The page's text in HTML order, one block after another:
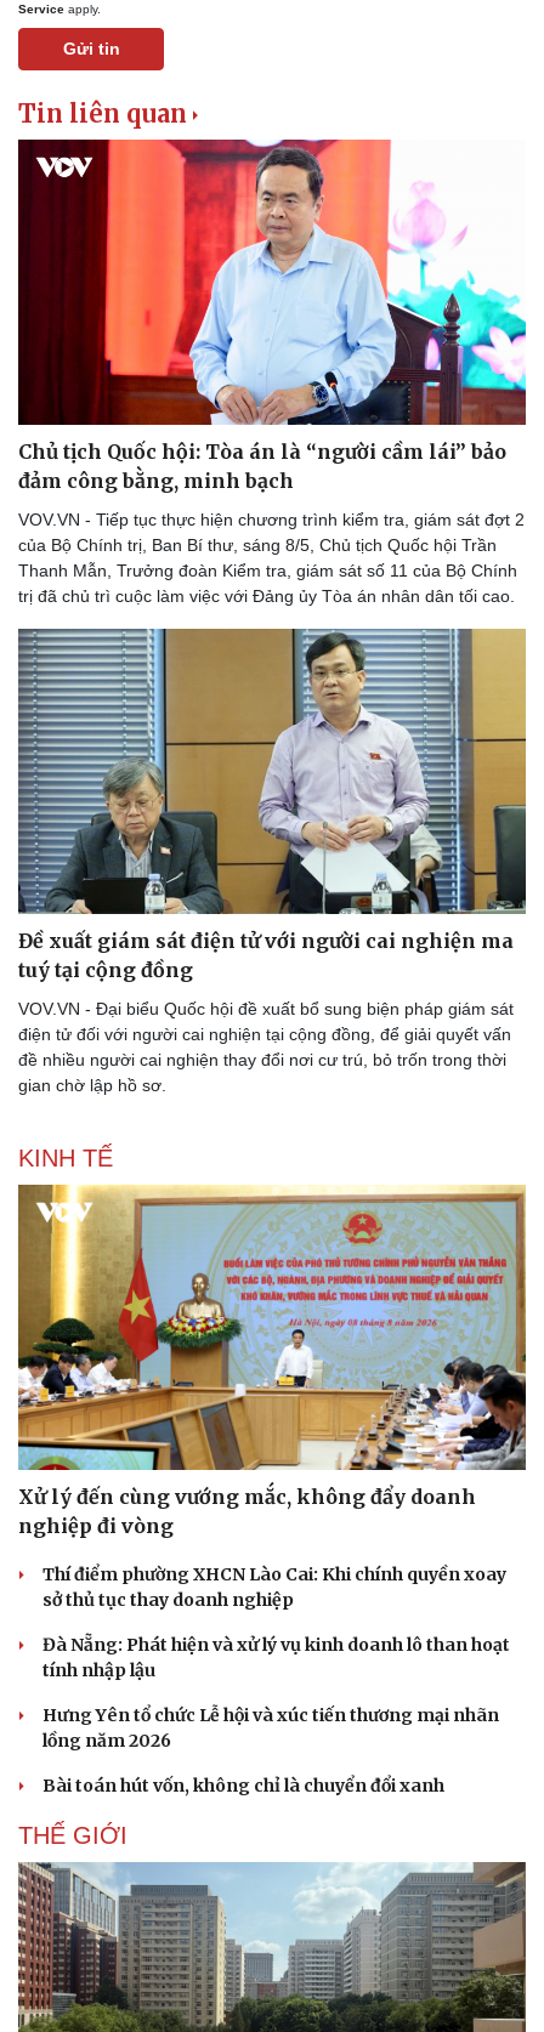
Pháp luật
Vụ án
Tin nóng
Tư vấn luật
Quân sự - Quốc phòng
Vũ khí
Việt Nam
Phân tích
Thể thao
Bóng đá
Lịch thi đấu bóng đá
Thế giới thể thao
Ô tô - Xe máy
Ô tô
Xe máy
Tư vấn
Service apply.
Gửi tin
Tin liên quan
Chủ tịch Quốc hội: Tòa án là “người cầm lái” bảo
đảm công bằng, minh bạch
VOV.VN - Tiếp tục thực hiện chương trình kiểm tra, giám sát đợt 2
của Bộ Chính trị, Ban Bí thư, sáng 8/5, Chủ tịch Quốc hội Trần
Thanh Mẫn, Trưởng đoàn Kiểm tra, giám sát số 11 của Bộ Chính
trị đã chủ trì cuộc làm việc với Đảng ủy Tòa án nhân dân tối cao.
Đề xuất giám sát điện tử với người cai nghiện ma
tuý tại cộng đồng
VOV.VN - Đại biểu Quốc hội đề xuất bổ sung biện pháp giám sát
điện tử đối với người cai nghiện tại cộng đồng, để giải quyết vấn
đề nhiều người cai nghiện thay đổi nơi cư trú, bỏ trốn trong thời
gian chờ lập hồ sơ.
KINH TẾ
Xử lý đến cùng vướng mắc, không đẩy doanh
nghiệp đi vòng
Thí điểm phường XHCN Lào Cai: Khi chính quyền xoay
sở thủ tục thay doanh nghiệp
Đà Nẵng: Phát hiện và xử lý vụ kinh doanh lô than hoạt
tính nhập lậu
Hưng Yên tổ chức Lễ hội và xúc tiến thương mại nhãn
lồng năm 2026
Bài toán hút vốn, không chỉ là chuyển đổi xanh
THẾ GIỚI